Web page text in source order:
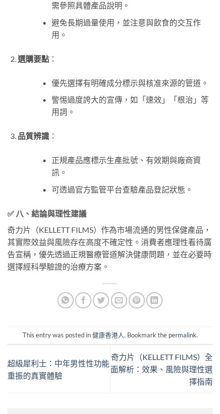
需參照具體產品說明。
避免長期過量使用，並注意與飲食的交互作
用。
選購要點：
優先選擇有明確成分標示與核准來源的管道。
警惕過度誇大的宣傳，如「速效」「根治」等
用詞。
品質辨識：
正規產品應標示生產批號、有效期與廠商資
訊。
可透過官方監管平台查驗產品登記狀態。
✅ 八、結論與理性建議
奇力片（KELLETT FILMS）作為市場流通的男性保健產品，
其實際效益與風險存在高度不確定性。消費者應理性看待廣
告宣稱，優先透過正規醫療管道解決健康問題，並在必要時
選擇經科學驗證的治療方案。
This entry was posted in健康香港人. Bookmark the permalink.
超級犀利士：中年男性性功能
重振的真實體驗
奇力片（KELLETT FILMS）全
面解析：效果、風險與理性選
擇指南